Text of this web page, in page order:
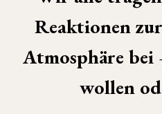
Reaktionen
Atmosphäre
wollen